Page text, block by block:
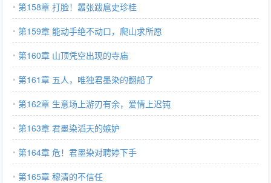
第158章 打脸！嚣张跋扈史珍桂
第159章 能动手绝不动口，爬山求所愿
第160章 山顶凭空出现的寺庙
第161章 五人，唯独君墨染的翻船了
第162章 生意场上游刃有余，爱情上迟钝
第163章 君墨染滔天的嫉妒
第164章 危！君墨染对聘婷下手
第165章 穆清的不信任